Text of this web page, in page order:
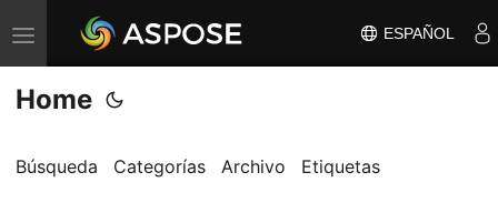
A
l
t
r
ESPAÑOL
Home
Búsqueda Categorías Archivo Etiquetas